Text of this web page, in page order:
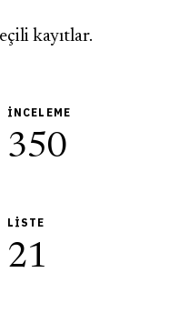
kayıtlar.
İNCELEME
350
LISTE
21